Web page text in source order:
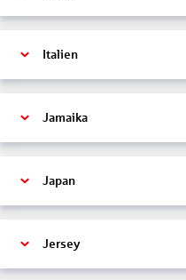
Italien
Jamaika
Japan
Jersey